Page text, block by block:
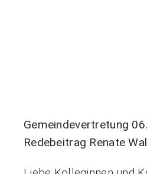
Gemeindevertretung
Redebeitrag Renate